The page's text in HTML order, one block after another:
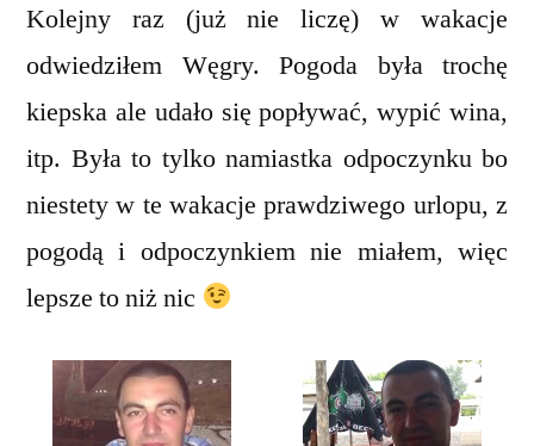
Kolejny raz (już nie liczę) w wakacje
odwiedziłem Węgry. Pogoda była trochę
kiepska ale udało się popływać, wypić wina,
itp. Była to tylko namiastka odpoczynku bo
niestety w te wakacje prawdziwego urlopu, z
pogodą i odpoczynkiem nie miałem, więc
lepsze to niż nic